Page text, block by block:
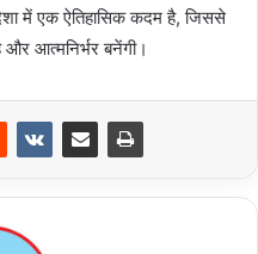
में एक ऐतिहासिक कदम है, जिससे
आत्मनिर्भर बनेंगी।